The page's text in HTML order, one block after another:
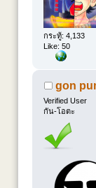
กระทู้: 4,133
Like: 50
gon
Verified User
กัน-โอตะ